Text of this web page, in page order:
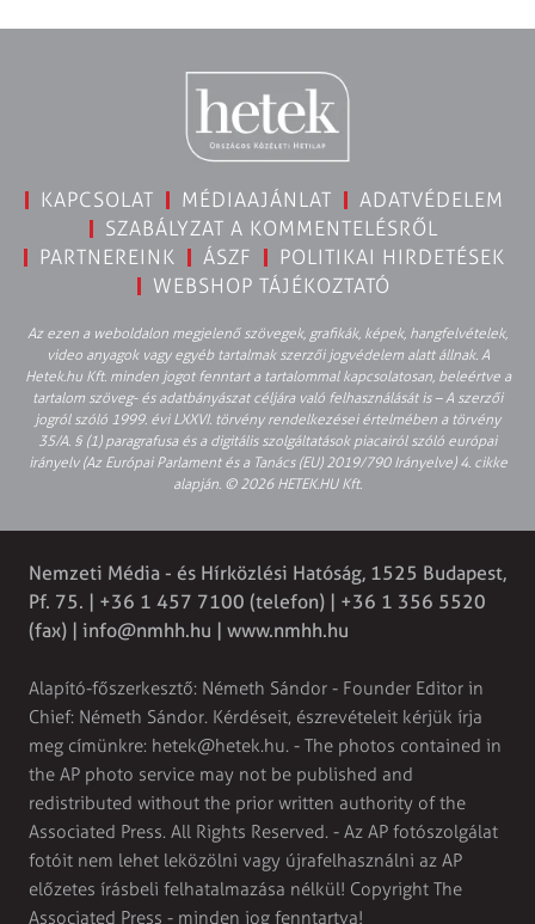
KAPCSOLAT MÉDIAAJÁNLAT
ADATVÉDELEM
SZABÁLYZAT A KOMMENTELÉSRŐL
PARTNEREINK
ÁSZF
POLITIKAI HIRDETÉSEK
WEBSHOP TÁJÉKOZTATÓ
Az ezen a weboldalon megjelenő szövegek, grafikák, képek, hangfelvételek,
video anyagok vagy egyéb tartalmak szerzői jogvédelem alatt állnak. A
Hetek.hu Kft. minden jogot fenntart a tartalommal kapcsolatosan, beleértve a
tartalom szöveg- és adatbányászat céljára való felhasználását is – A szerzői
jogról szóló 1999. évi LXXVI. törvény rendelkezései értelmében a törvény
35/A. § (1) paragrafusa és a digitális szolgáltatások piacairól szóló európai
irányelv (Az Európai Parlament és a Tanács (EU) 2019/790 Irányelve) 4. cikke
alapján. © 2026 HETEK.HU Kft.
Nemzeti Média - és Hírközlési Hatóság, 1525 Budapest,
Pf. 75. | +36 1 457 7100 (telefon) | +36 1 356 5520
(fax) | info@nmhh.hu | www.nmhh.hu
Alapító-főszerkesztő: Németh Sándor - Founder Editor in
Chief: Németh Sándor. Kérdéseit, észrevételeit kérjük írja
meg címünkre: hetek@hetek.hu. - The photos contained in
the AP photo service may not be published and
redistributed without the prior written authority of the
Associated Press. All Rights Reserved. - Az AP fotószolgálat
fotóit nem lehet leközölni vagy újrafelhasználni az AP
előzetes írásbeli felhatalmazása nélkül! Copyright The
Associated Press - minden jog fenntartva!